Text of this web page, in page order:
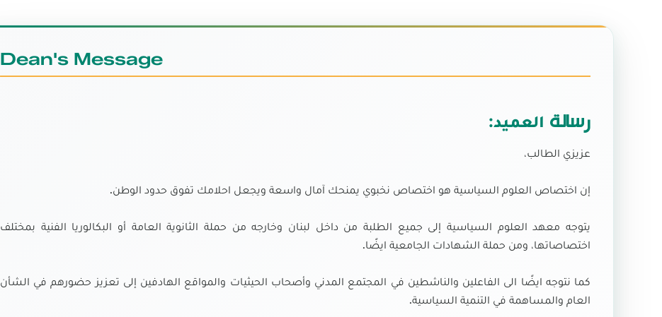
Dean's Message
رسالة العميد:
عزيزي الطالب،
إن اختصاص العلوم السياسية هو اختصاص نخبوي يمنحك آمال واسعة ويجعل احلامك تفوق حدود الوطن.
يتوجه معهد العلوم السياسية إلى جميع الطلبة من داخل لبنان وخارجه من حملة الثانوية العامة أو البكالوريا الفنية بمختلف
اختصاصاتها، ومن حملة الشهادات الجامعية ايضًا.
كما نتوجه ايضًا الى الفاعلين والناشطين في المجتمع المدني وأصحاب الحيثيات والمواقع الهادفين إلى تعزيز حضورهم في الشأن
العام والمساهمة في التنمية السياسية.